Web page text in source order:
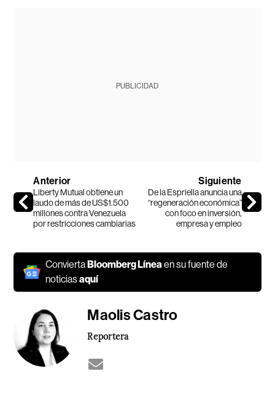
PUBLICIDAD
Anterior
Liberty Mutual obtiene un
laudo de más de US$1.500
millones contra Venezuela
por restricciones cambiarias
Siguiente
De la Espriella anuncia una
“regeneración económica”
con foco en inversión,
empresa y empleo
ConviertaBloomberg Líneaen su fuente de
noticiasaquí
Maolis Castro
Reportera